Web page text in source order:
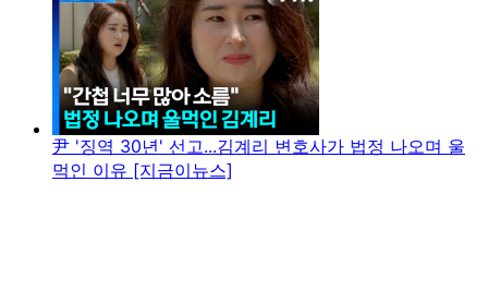
尹 '징역 30년' 선고...김계리 변호사가 법정 나오며 울
먹인 이유 [지금이뉴스]